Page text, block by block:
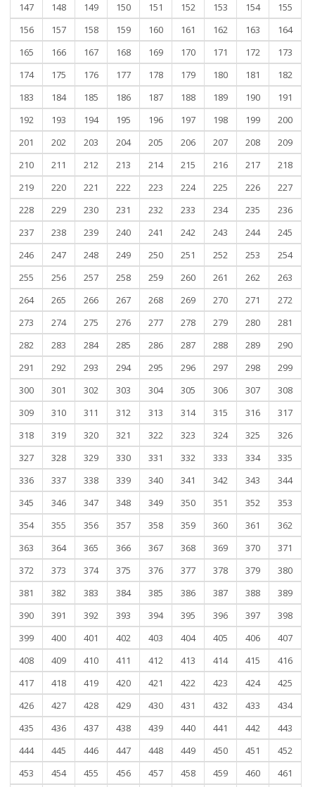
147
148 149 150 151 152 153 154
155
156
157 158 159 160 161 162 163
164
165
166 167 168 169 170 171 172
173
174
175 176 177 178 179 180 181
182
183
184 185 186 187 188 189 190
191
192
193 194 195 196 197 198 199
200
201
202 203 204 205 206 207 208
209
210
211 212 213 214 215 216 217
218
219
220 221 222 223 224 225 226
227
228
229 230 231 232 233 234 235
236
237
238 239 240 241 242 243 244
245
246
247 248 249 250 251 252 253
254
255
256 257 258 259 260 261 262
263
264
265 266 267 268 269 270 271
272
273
274 275 276 277 278 279 280
281
282
283 284 285 286 287 288 289
290
291
292 293 294 295 296 297 298
299
300
301 302 303 304 305 306 307
308
309
310 311 312 313 314 315 316
317
318
319 320 321 322 323 324 325
326
327
328 329 330 331 332 333 334
335
336
337 338 339 340 341 342 343
344
345
346 347 348 349 350 351 352
353
354
355 356 357 358 359 360 361
362
363
364 365 366 367 368 369 370
371
372
373 374 375 376 377 378 379
380
381
382 383 384 385 386 387 388
389
390
391 392 393 394 395 396 397
398
399
400 401 402 403 404 405 406
407
408
409 410 411 412 413 414 415
416
417
418 419 420 421 422 423 424
425
426
427 428 429 430 431 432 433
434
435
436 437 438 439 440 441 442
443
444
445 446 447 448 449 450 451
452
453
454 455 456 457 458 459 460 461